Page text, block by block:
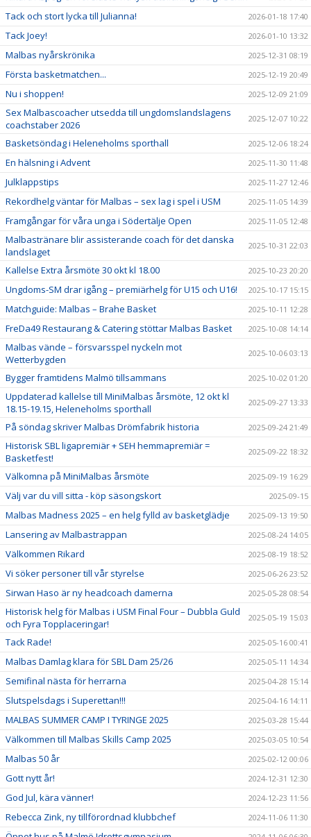
Tack och stort lycka till Julianna! 2026-01-18 17:40
Tack Joey! 2026-01-10 13:32
Malbas nyårskrönika 2025-12-31 08:19
Första basketmatchen... 2025-12-19 20:49
Nu i shoppen! 2025-12-09 21:09
Sex Malbascoacher utsedda till ungdomslandslagens
coachstaber 2026
2025-12-07 10:22
Basketsöndag i Heleneholms sporthall 2025-12-06 18:24
En hälsning i Advent 2025-11-30 11:48
Julklappstips 2025-11-27 12:46
Rekordhelg väntar för Malbas – sex lag i spel i USM 2025-11-05 14:39
Framgångar för våra unga i Södertälje Open 2025-11-05 12:48
Malbastränare blir assisterande coach för det danska
landslaget
2025-10-31 22:03
Kallelse Extra årsmöte 30 okt kl 18.00 2025-10-23 20:20
Ungdoms-SM drar igång – premiärhelg för U15 och U16! 2025-10-17 15:15
Matchguide: Malbas – Brahe Basket 2025-10-11 12:28
FreDa49 Restaurang & Catering stöttar Malbas Basket 2025-10-08 14:14
Malbas vände – försvarsspel nyckeln mot
Wetterbygden
2025-10-06 03:13
Bygger framtidens Malmö tillsammans 2025-10-02 01:20
Uppdaterad kallelse till MiniMalbas årsmöte, 12 okt kl
18.15-19.15, Heleneholms sporthall
2025-09-27 13:33
På söndag skriver Malbas Drömfabrik historia 2025-09-24 21:49
Historisk SBL ligapremiär + SEH hemmapremiär =
Basketfest!
2025-09-22 18:32
Välkomna på MiniMalbas årsmöte 2025-09-19 16:29
Välj var du vill sitta - köp säsongskort 2025-09-15
Malbas Madness 2025 – en helg fylld av basketglädje 2025-09-13 19:50
Lansering av Malbastrappan 2025-08-24 14:05
Välkommen Rikard 2025-08-19 18:52
Vi söker personer till vår styrelse 2025-06-26 23:52
Sirwan Haso är ny headcoach damerna 2025-05-28 08:54
Historisk helg för Malbas i USM Final Four – Dubbla Guld
och Fyra Topplaceringar!
2025-05-19 15:03
Tack Rade! 2025-05-16 00:41
Malbas Damlag klara för SBL Dam 25/26 2025-05-11 14:34
Semifinal nästa för herrarna 2025-04-28 15:14
Slutspelsdags i Superettan!!! 2025-04-16 14:11
MALBAS SUMMER CAMP I TYRINGE 2025 2025-03-28 15:44
Välkommen till Malbas Skills Camp 2025 2025-03-05 10:54
Malbas 50 år 2025-02-12 00:06
Gott nytt år! 2024-12-31 12:30
God Jul, kära vänner! 2024-12-23 11:56
Rebecca Zink, ny tillförordnad klubbchef 2024-11-06 11:30